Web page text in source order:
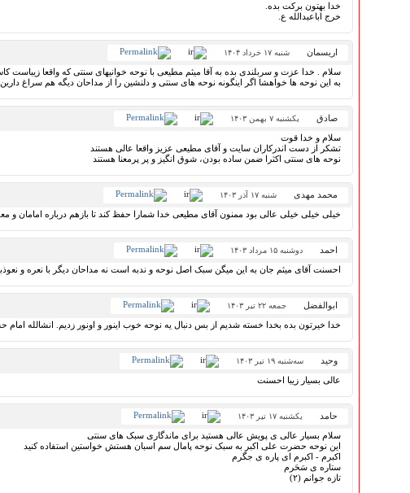
خدا بهتون برکت بده.
خرج اباعبدالله ع.
اریسمان شنبه ۱۷ خرداد ۱۴۰۴
سلام . خدا عزت و سربلندی بده به آقا میثم مطیعی با نوحه خوانیهای سنتی که واقعا زیباست
به این نوحه ها خواهشا اگر اینگونه نوحه های سنتی و دلنشین را از مداحان دیگه هم سراغ
صادق یکشنبه ۷ بهمن ۱۴۰۳
سلام و خدا قوت
تشکر از دست اندرکاران سایت و آقای مطیعی عزیز واقعا عالی هستند
نوحه های سنتی اکثرا ضمن ساده بودن، شوق انگیز و پر پرمعنا هستند
محمد مهدی شنبه ۱۷ آذر ۱۴۰۳
خیلی خیلی خیلی عالی بود ممنون آقای مطیعی خدا شمارا حفظ کند تا بازهم درباره امامان و
احمد دوشنبه ۱۵ مرداد ۱۴۰۳
احسنت آقای میثم جان به این میگن سبک اصل نوحه و ندبه است نه مداحان دیگر با نعره و
ابوالفضل جمعه ۲۲ تیر ۱۴۰۳
خدا خیرتون بده بخدا خسته شدیم از بس دنبال یه نوحه خوب اینور و اونور زدیم. انشالله امام
وحید سه‌شنبه ۱۹ تیر ۱۴۰۳
عالی بسیار زیبا احسنت
حامد یکشنبه ۱۷ تیر ۱۴۰۳
سلام بسیار عالی ی پویش عالی هستید برای ماندگاری سبک های سنتی
این نوحه حضرت علی اکبر به سبک نوحه پامال سم اسبان هستش خواستین استفاده کنید
اکبرم - اکبرم ای پاره ی جگرم
ستاره ی سَحَرم
تازه جوانم (۲)